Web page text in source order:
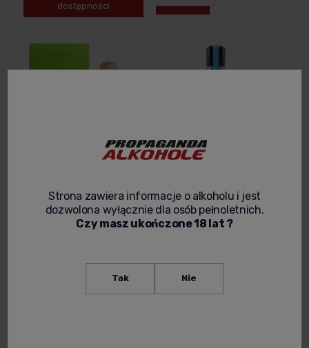
dostępności
0,7L + KARTONIK
PLATA 0,7L
359,00 zł
Strona zawiera informacje o alkoholu i jest
dozwolona wyłącznie dla osób pełnoletnich.
Czy masz ukończone 18 lat ?
Tak Nie